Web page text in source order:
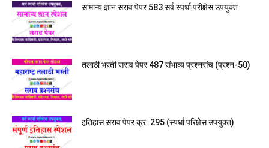
सामान्य ज्ञान सराव पेपर 583 सर्व स्पर्धा परीक्षेस उपयुक्त
तलाठी भरती सराव पेपर 487 संभाव्य प्रश्नसंच (प्रश्न-50)
इतिहास सराव पेपर क्र. 295 (स्पर्धा परिक्षेस उपयुक्त)